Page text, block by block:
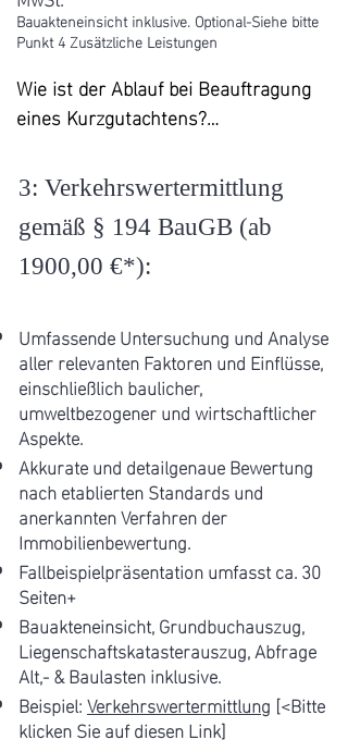
Bauakteneinsicht inklusive. Optional-Siehe bitte
Punkt 4 Zusätzliche Leistungen
Wie ist der Ablauf bei Beauftragung
eines Kurzgutachtens?
1. Anfrage:
Sie kontaktieren uns für eine
Kurzbewertung Ihrer Immobilie.
2. Terminvereinbarung:
Wir vereinbaren einen Termin für
die Begutachtung vor Ort.
3. Vor-Ort-Besichtigung:
Wir besichtigen die Immobilie im
Hinblick auf alle
Bewertungsrelewanten Punkte.
4. Objektunterlagen:
Wir überprüfen alle relevanten
Unterlagen wie Grundrisse,
Baupläne und etwaige
Modernisierungen. Bitte bringen Sie
alle, Ihnen vorliegenden
Objektunterlagen, zum Termin mit.
3: Verkehrswertermittlung
gemäß § 194 BauGB (ab
1900,00 €*):
Umfassende Untersuchung und Analyse
aller relevanten Faktoren und Einflüsse,
einschließlich baulicher,
umweltbezogener und wirtschaftlicher
Aspekte.
Akkurate und detailgenaue Bewertung
nach etablierten Standards und
anerkannten Verfahren der
Immobilienbewertung.
Fallbeispielpräsentation umfasst ca. 30
Seiten+
Bauakteneinsicht, Grundbuchauszug,
Liegenschaftskatasterauszug, Abfrage
Alt,- & Baulasten inklusive.
Beispiel:Verkehrswertermittlung [<Bitte
klicken Sie auf diesen Link]